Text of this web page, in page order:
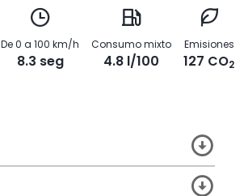
De 0 a 100 km/h
8.3 seg
Consumo mixto
4.8 l/100
Emisiones
127 CO2